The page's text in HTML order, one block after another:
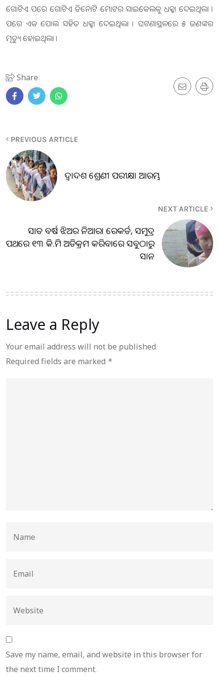
ଗୋଟିଏ ପରେ ଗୋଟିଏ ତିନୋଟି ମୋଟର ସାଇକେଲକୁ ଧକ୍କା ଦେଇଥିଲା ।
ପରେ ଏକ ପୋଲ ସହିତ ଧକ୍କା ଦେଇଥିଲା । ଘଟଣାସ୍ଥଳରେ ୫ ଜଣଙ୍କର
ମୃତ୍ୟୁ ହୋଇଥିଲା ।
Share:
PREVIOUS ARTICLE
ଦ୍ବାଦଶ ଶ୍ରେଣୀ ପରୀକ୍ଷା ଆରମ୍ଭ
NEXT ARTICLE
ସାତ ବର୍ଷ ଝିଅର ନିଆରା ରେକର୍ଡ, ସମୁଦ୍ର
ପଥରେ ୧୩ କି.ମି ଅତିକ୍ରମ କରିବାରେ ସବୁଠାରୁ
ସାନ
Leave a Reply
Your email address will not be published.
Required fields are marked *
Save my name, email, and website in this browser for
the next time I comment.